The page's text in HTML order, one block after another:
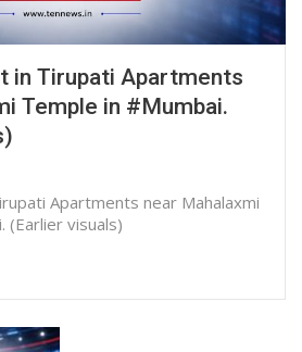
in Tirupati Apartments
Temple in #Mumbai.
Apartments near Mahalaxmi
(Earlier visuals)